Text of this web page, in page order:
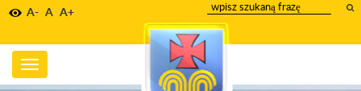
A- A A+
wpisz
szukany
tekst
Toggle
navigation